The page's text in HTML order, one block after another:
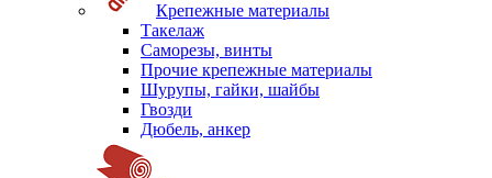
Крепежные материалы
Такелаж
Саморезы, винты
Прочие крепежные материалы
Шурупы, гайки, шайбы
Гвозди
Дюбель, анкер